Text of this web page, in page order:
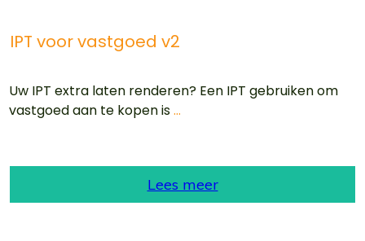
IPT voor vastgoed v2
Uw IPT extra laten renderen? Een IPT gebruiken om
vastgoed aan te kopen is...
Lees meer